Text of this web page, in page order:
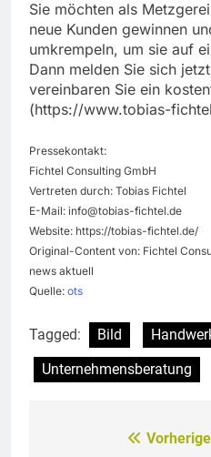
Sie möchten als
neue Kunden gewinnen
umkrempeln, um sie auf
Dann melden Sie sich
vereinbaren Sie ein
(https://www.tobias-
Pressekontakt:
Fichtel Consulting GmbH
Vertreten durch: Tobias Fichtel
E-Mail: info@tobias-fichtel.de
Website: https://tobias-fichtel.de/
Original-Content von: Fichtel
news aktuell
Quelle: ots
Tagged: Bild
Unternehmensberatung